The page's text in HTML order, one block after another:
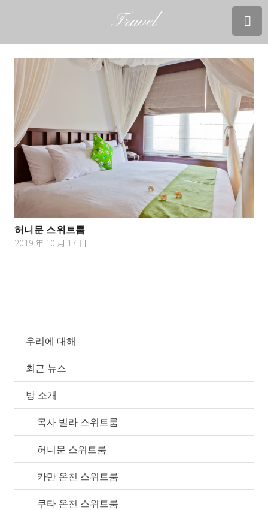
Travel
허니문 스위트룸
2019 年 10 月 17 日
우리에 대해
최근 뉴스
방 소개
목사 빌라 스위트룸
허니문 스위트룸
카만 온천 스위트룸
쿠타 온천 스위트룸